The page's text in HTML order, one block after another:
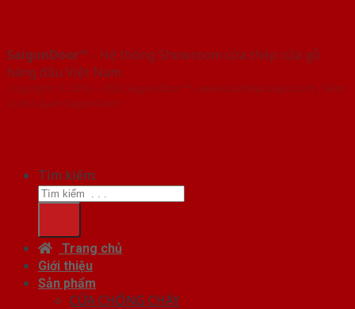
SaigonDoor™ - Hệ thống Showroom cửa thép cửa gỗ
hàng đầu Việt Nam
Copyright ⓒ 2016 – 2026 SaigonDoor™ - www.cuathepcuago.com | Đơn
vị chủ quản SaigonDoor
Tìm kiếm:
Trang chủ
Giới thiệu
Sản phẩm
CỬA CHỐNG CHÁY